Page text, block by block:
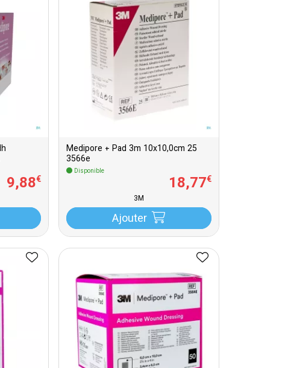
9,88€
Medipore + Pad 3m 10x10,0cm 25
3566e
Disponible
18,77€
3M
Ajouter